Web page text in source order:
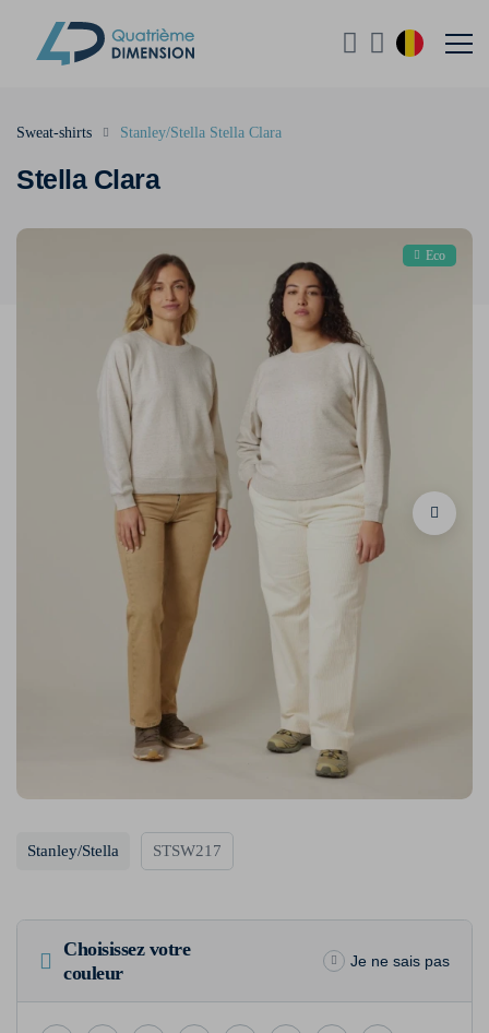
Stella Clara
Sweat-shirts Stanley/Stella Stella Clara
Eco
Stanley/Stella STSW217
Choisissez votre
couleur
Je ne sais pas